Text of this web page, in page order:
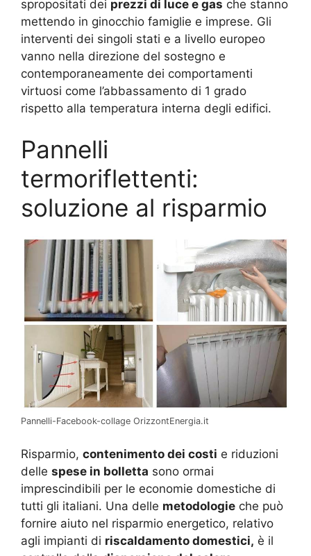
spropositati dei prezzi di luce e gas che stanno
mettendo in ginocchio famiglie e imprese. Gli
interventi dei singoli stati e a livello europeo
vanno nella direzione del sostegno e
contemporaneamente dei comportamenti
virtuosi come l’abbassamento di 1 grado
rispetto alla temperatura interna degli edifici.
Pannelli
termoriflettenti:
soluzione al risparmio
Pannelli-Facebook-collage OrizzontEnergia.it
Risparmio, contenimento dei costi e riduzioni
delle spese in bolletta sono ormai
imprescindibili per le economie domestiche di
tutti gli italiani. Una delle metodologie che può
fornire aiuto nel risparmio energetico, relativo
agli impianti di riscaldamento domestici, è il